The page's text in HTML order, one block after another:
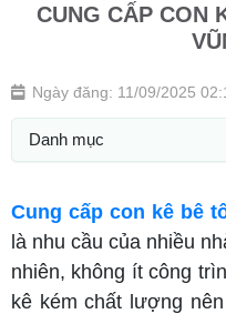
CUNG CẤP CON
Ngày đăng: 11/09/2025
Danh mục
Cung cấp con kê bê
là nhu cầu của nhiều
nhiên, không ít công
kê kém chất lượng